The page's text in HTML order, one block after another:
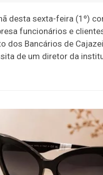
desta sexta-feira (1º)
funcionários e
dos Bancários de
de um diretor da